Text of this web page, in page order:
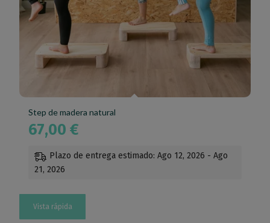
Step de madera natural
67,00€
Plazo de entrega estimado: Ago 12, 2026 - Ago
21, 2026
Vista rápida